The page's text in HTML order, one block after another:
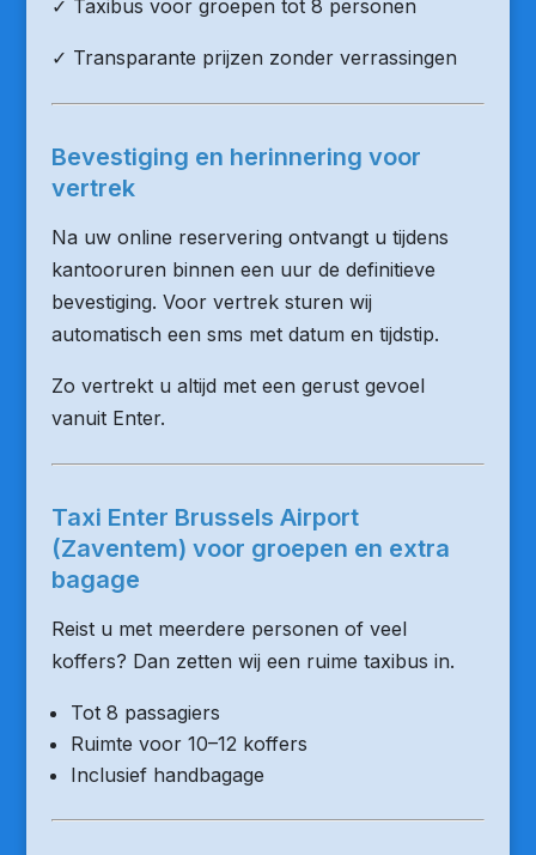
✓ Taxibus voor groepen tot 8 personen
✓ Transparante prijzen zonder verrassingen
Bevestiging en herinnering voor
vertrek
Na uw online reservering ontvangt u tijdens
kantooruren binnen een uur de definitieve
bevestiging. Voor vertrek sturen wij
automatisch een sms met datum en tijdstip.
Zo vertrekt u altijd met een gerust gevoel
vanuit Enter.
Taxi Enter Brussels Airport
(Zaventem) voor groepen en extra
bagage
Reist u met meerdere personen of veel
koffers? Dan zetten wij een ruime taxibus in.
Tot 8 passagiers
Ruimte voor 10–12 koffers
Inclusief handbagage